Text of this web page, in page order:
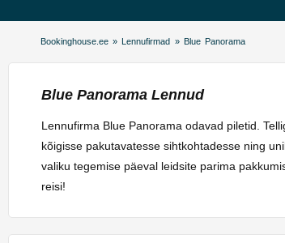
Bookinghouse.ee » Lennufirmad » Blue Panorama
Blue Panorama Lennud
Lennufirma Blue Panorama odavad piletid.
kõigisse pakutavatesse sihtkohtadesse ning
valiku tegemise päeval leidsite parima
reisi!